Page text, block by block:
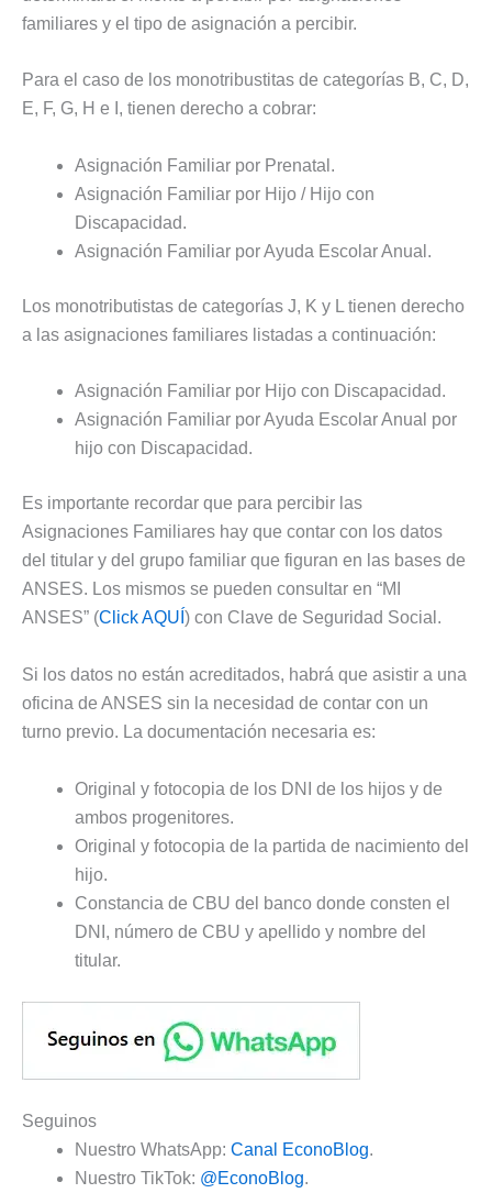
familiares y el tipo de asignación a percibir.
Para el caso de los monotribustitas de categorías B, C, D,
E, F, G, H e I, tienen derecho a cobrar:
Asignación Familiar por Prenatal.
Asignación Familiar por Hijo / Hijo con
Discapacidad.
Asignación Familiar por Ayuda Escolar Anual.
Los monotributistas de categorías J, K y L tienen derecho
a las asignaciones familiares listadas a continuación:
Asignación Familiar por Hijo con Discapacidad.
Asignación Familiar por Ayuda Escolar Anual por
hijo con Discapacidad.
Es importante recordar que para percibir las
Asignaciones Familiares hay que contar con los datos
del titular y del grupo familiar que figuran en las bases de
ANSES. Los mismos se pueden consultar en “MI
ANSES” (Click AQUÍ ) con Clave de Seguridad Social.
Si los datos no están acreditados, habrá que asistir a una
oficina de ANSES sin la necesidad de contar con un
turno previo. La documentación necesaria es:
Original y fotocopia de los DNI de los hijos y de
ambos progenitores.
Original y fotocopia de la partida de nacimiento del
hijo.
Constancia de CBU del banco donde consten el
DNI, número de CBU y apellido y nombre del
titular.
Seguinos
Nuestro WhatsApp: Canal EconoBlog.
Nuestro TikTok: @EconoBlog.